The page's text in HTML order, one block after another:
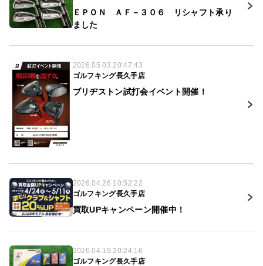
ＥＰＯＮ ＡＦ－３０６ リシャフト承り
ました
2026.05.03 20:47:43
ゴルフキング長久手店
ブリヂストン試打会イベント開催！
2026.04.26 10:52:22
ゴルフキング長久手店
買取UPキャンペーン開催中！
2026.04.19 20:24:16
ゴルフキング長久手店